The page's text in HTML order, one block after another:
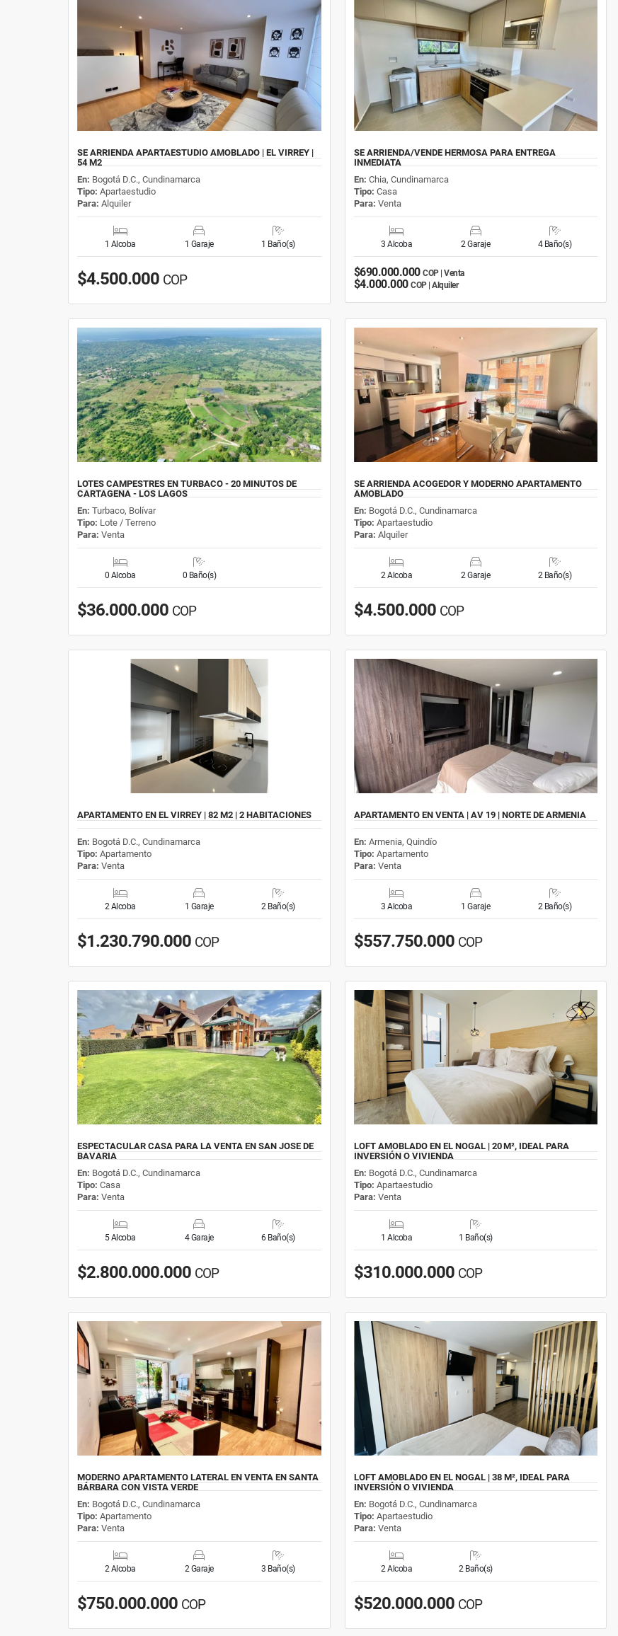
SE ARRIENDA APARTAESTUDIO AMOBLADO | EL VIRREY |
54 M2
En: Bogotá D.C., Cundinamarca
Tipo: Apartaestudio
Para: Alquiler
1 Alcoba 1 Garaje 1 Baño(s)
$4.500.000 COP
SE ARRIENDA/VENDE HERMOSA PARA ENTREGA
INMEDIATA
En: Chia, Cundinamarca
Tipo: Casa
Para: Venta
3 Alcoba 2 Garaje 4 Baño(s)
$690.000.000COP | Venta
$4.000.000COP | Alquiler
LOTES CAMPESTRES EN TURBACO - 20 MINUTOS DE
CARTAGENA - LOS LAGOS
En: Turbaco, Bolívar
Tipo: Lote / Terreno
Para: Venta
0 Alcoba 0 Baño(s)
$36.000.000 COP
SE ARRIENDA ACOGEDOR Y MODERNO APARTAMENTO
AMOBLADO
En: Bogotá D.C., Cundinamarca
Tipo: Apartaestudio
Para: Alquiler
2 Alcoba 2 Garaje 2 Baño(s)
$4.500.000 COP
APARTAMENTO EN EL VIRREY | 82 M2 | 2 HABITACIONES
En: Bogotá D.C., Cundinamarca
Tipo: Apartamento
Para: Venta
2 Alcoba 1 Garaje 2 Baño(s)
$1.230.790.000 COP
APARTAMENTO EN VENTA | AV 19 | NORTE DE ARMENIA
En: Armenia, Quindío
Tipo: Apartamento
Para: Venta
3 Alcoba 1 Garaje 2 Baño(s)
$557.750.000 COP
ESPECTACULAR CASA PARA LA VENTA EN SAN JOSE DE
BAVARIA
En: Bogotá D.C., Cundinamarca
Tipo: Casa
Para: Venta
5 Alcoba 4 Garaje 6 Baño(s)
$2.800.000.000 COP
LOFT AMOBLADO EN EL NOGAL | 20 M², IDEAL PARA
INVERSIÓN O VIVIENDA
En: Bogotá D.C., Cundinamarca
Tipo: Apartaestudio
Para: Venta
1 Alcoba 1 Baño(s)
$310.000.000 COP
MODERNO APARTAMENTO LATERAL EN VENTA EN SANTA
BÁRBARA CON VISTA VERDE
En: Bogotá D.C., Cundinamarca
Tipo: Apartamento
Para: Venta
2 Alcoba 2 Garaje 3 Baño(s)
$750.000.000 COP
LOFT AMOBLADO EN EL NOGAL | 38 M², IDEAL PARA
INVERSIÓN O VIVIENDA
En: Bogotá D.C., Cundinamarca
Tipo: Apartaestudio
Para: Venta
2 Alcoba 2 Baño(s)
$520.000.000 COP